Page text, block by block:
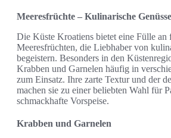
Meeresfrüchte – Kulinarische
Die Küste Kroatiens bietet eine Fülle an
Meeresfrüchten, die Liebhaber von
begeistern. Besonders in den
Krabben und Garnelen häufig in
zum Einsatz. Ihre zarte Textur und der
machen sie zu einer beliebten Wahl für
schmackhafte Vorspeise.
Krabben und Garnelen